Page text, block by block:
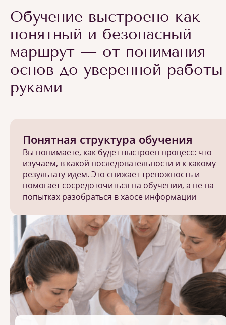
Обучение выстроено как
понятный и безопасный
маршрут — от понимания
основ до уверенной работы
руками
Понятная структура обучения
Вы понимаете, как будет выстроен процесс: что
изучаем, в какой последовательности и к какому
результату идем. Это снижает тревожность и
помогает сосредоточиться на обучении, а не на
попытках разобраться в хаосе информации